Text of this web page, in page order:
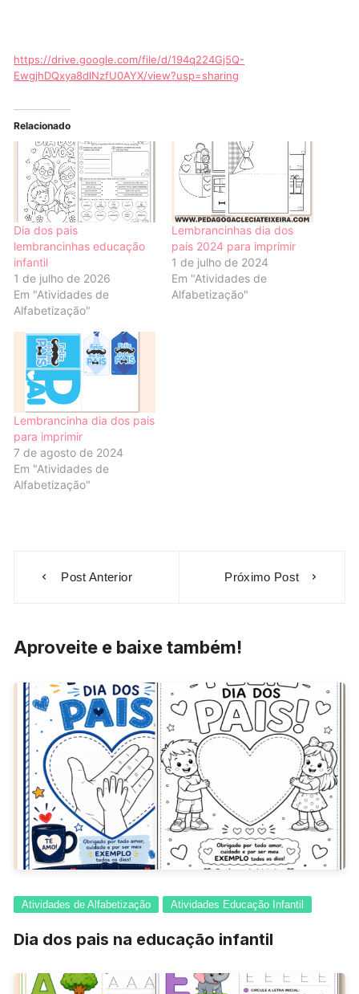
https://drive.google.com/file/d/194q224Gj5Q-
EwgjhDQxya8dlNzfU0AYX/view?usp=sharing
Relacionado
Dia dos pais
lembrancinhas educação
infantil
1 de julho de 2026
Em "Atividades de
Alfabetização"
Lembrancinhas dia dos
pais 2024 para imprimir
1 de julho de 2024
Em "Atividades de
Alfabetização"
Lembrancinha dia dos pais
para imprimir
7 de agosto de 2024
Em "Atividades de
Alfabetização"
Post Anterior Próximo Post
Aproveite e baixe também!
Atividades de Alfabetização Atividades Educação Infantil
Dia dos pais na educação infantil